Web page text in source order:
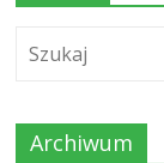
Archiwum